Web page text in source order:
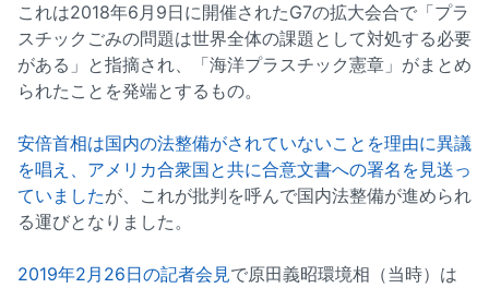
これは2018年6月9日に開催されたG7の拡大会合で「プラ
スチックごみの問題は世界全体の課題として対処する必要
がある」と指摘され、「海洋プラスチック憲章」がまとめ
られたことを発端とするもの。
安倍首相は国内の法整備がされていないことを理由に異議
を唱え、アメリカ合衆国と共に合意文書への署名を見送っ
ていましたが、これが批判を呼んで国内法整備が進められ
る運びとなりました。
2019年2月26日の記者会見で原田義昭環境相（当時）は